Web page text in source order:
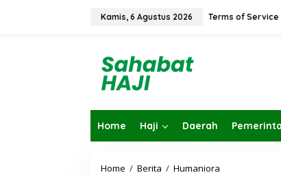
Kamis, 6 Agustus 2026 Terms of Service
Home Haji Daerah
Home / Berita / Humaniora